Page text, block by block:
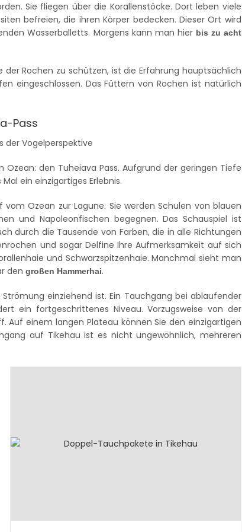
Sie fliegen über die Korallenstöcke. Dort leben viele
befreien, die ihren Körper bedecken. Dieser Ort wird
Wasserballetts. Morgens kann man hier bis zu acht
Rochen zu schützen, ist die Erfahrung hauptsächlich
eingeschlossen. Das Füttern von Rochen ist natürlich
Pass
den Tuheiava Pass. Aufgrund der geringen Tiefe
ein einzigartiges Erlebnis.
Ozean zur Lagune. Sie werden Schulen von blauen
und Napoleonfischen begegnen. Das Schauspiel ist
durch die Tausende von Farben, die in alle Richtungen
und sogar Delfine Ihre Aufmerksamkeit auf sich
und Schwarzspitzenhaie. Manchmal sieht man
den großen Hammerhai.
einziehend ist. Ein Tauchgang bei ablaufender
ein fortgeschrittenes Niveau. Vorzugsweise von der
Auf einem langen Plateau können Sie den einzigartigen
auf Tikehau ist es nicht ungewöhnlich, mehreren